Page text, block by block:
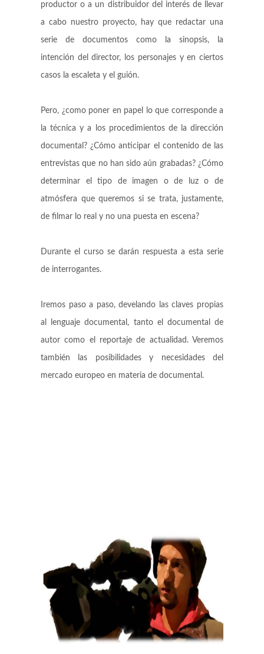
productor o a un distribuidor del interés de llevar
a cabo nuestro proyecto, hay que redactar una
serie de documentos como la sinopsis, la
intención del director, los personajes y en ciertos
casos la escaleta y el guión.
Pero, ¿como poner en papel lo que corresponde a
la técnica y a los procedimientos de la dirección
documental? ¿Cómo anticipar el contenido de las
entrevistas que no han sido aún grabadas? ¿Cómo
determinar el tipo de imagen o de luz o de
atmósfera que queremos si se trata, justamente,
de filmar lo real y no una puesta en escena?
Durante el curso se darán respuesta a esta serie
de interrogantes.
Iremos paso a paso, develando las claves propias
al lenguaje documental, tanto el documental de
autor como el reportaje de actualidad. Veremos
también las posibilidades y necesidades del
mercado europeo en materia de documental.